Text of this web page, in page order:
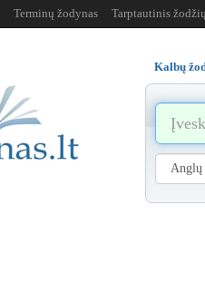
Terminų žodynas Tarptautinis
Kalbų